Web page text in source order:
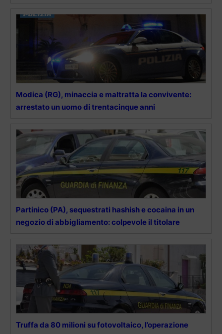
Modica (RG), minaccia e maltratta la convivente:
arrestato un uomo di trentacinque anni
Partinico (PA), sequestrati hashish e cocaina in un
negozio di abbigliamento: colpevole il titolare
Truffa da 80 milioni su fotovoltaico, l’operazione